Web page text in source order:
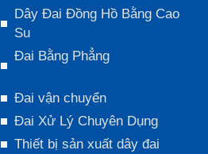
Dây Đai Đồng Hồ Bằng Cao
Su
Đai Bằng Phẳng
Đai vận chuyển
Đai Xử Lý Chuyên Dụng
Thiết bị sản xuất dây đai